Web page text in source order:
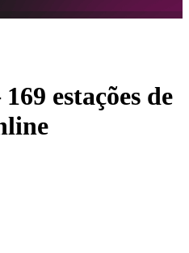
estações de